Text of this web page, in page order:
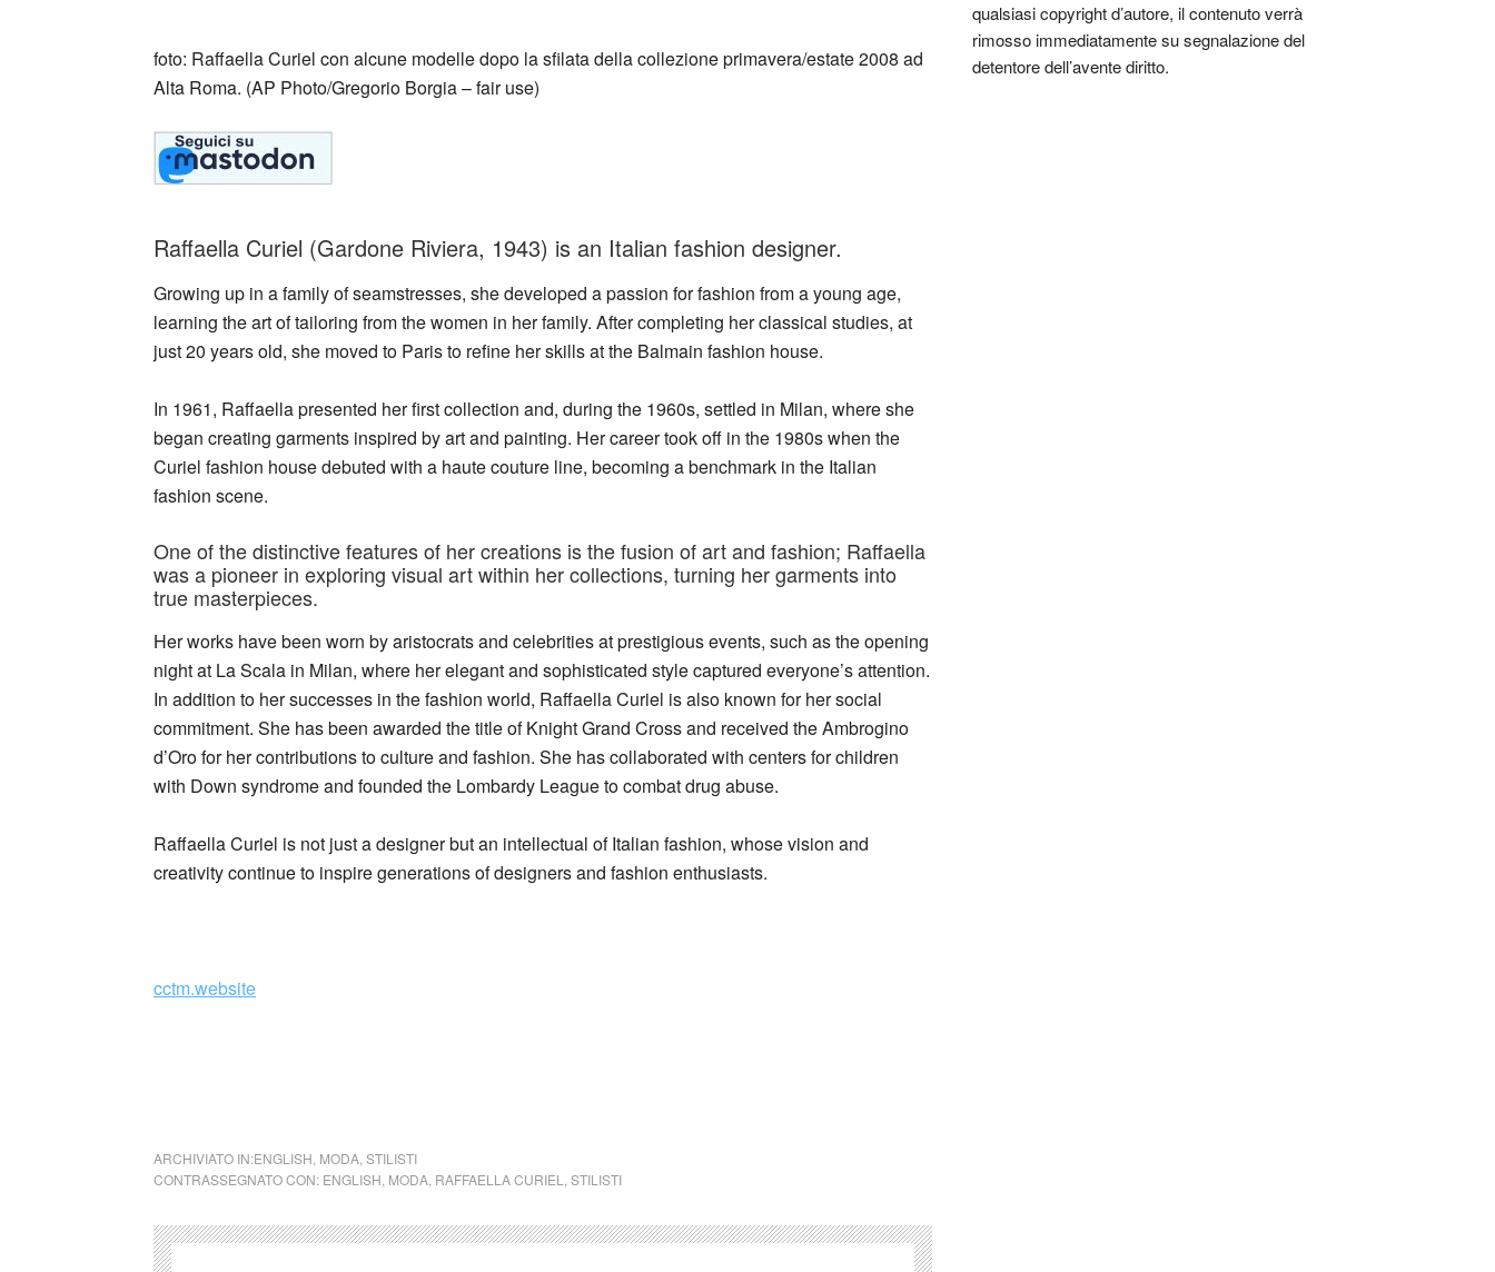
foto: Raffaella Curiel con alcune modelle dopo la sfilata della collezione primavera/estate 2008 ad
Alta Roma. (AP Photo/Gregorio Borgia – fair use)
Raffaella Curiel (Gardone Riviera, 1943) is an Italian fashion designer.
Growing up in a family of seamstresses, she developed a passion for fashion from a young age,
learning the art of tailoring from the women in her family. After completing her classical studies, at
just 20 years old, she moved to Paris to refine her skills at the Balmain fashion house.
In 1961, Raffaella presented her first collection and, during the 1960s, settled in Milan, where she
began creating garments inspired by art and painting. Her career took off in the 1980s when the
Curiel fashion house debuted with a haute couture line, becoming a benchmark in the Italian
fashion scene.
One of the distinctive features of her creations is the fusion of art and fashion; Raffaella
was a pioneer in exploring visual art within her collections, turning her garments into
true masterpieces.
Her works have been worn by aristocrats and celebrities at prestigious events, such as the opening
night at La Scala in Milan, where her elegant and sophisticated style captured everyone’s attention.
In addition to her successes in the fashion world, Raffaella Curiel is also known for her social
commitment. She has been awarded the title of Knight Grand Cross and received the Ambrogino
d’Oro for her contributions to culture and fashion. She has collaborated with centers for children
with Down syndrome and founded the Lombardy League to combat drug abuse.
Raffaella Curiel is not just a designer but an intellectual of Italian fashion, whose vision and
creativity continue to inspire generations of designers and fashion enthusiasts.
cctm.website
ARCHIVIATO IN:ENGLISH MODA STILISTI
CONTRASSEGNATO CON: ENGLISH MODA RAFFAELLA CURIEL STILISTI
qualsiasi copyright d’autore, il contenuto verrà
rimosso immediatamente su segnalazione del
detentore dell’avente diritto.